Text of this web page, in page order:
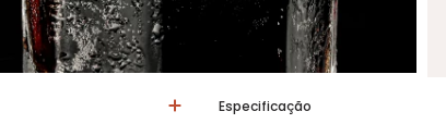
Especificação